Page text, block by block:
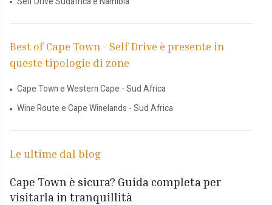
Best of Cape Town - Self Drive è presente in
queste tipologie di zone
Cape Town e Western Cape - Sud Africa
Wine Route e Cape Winelands - Sud Africa
Le ultime dal blog
Cape Town è sicura? Guida completa per
visitarla in tranquillità